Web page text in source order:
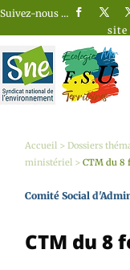
Suivez-nous …
site
Accueil >Dossiers
ministériel >CTM du 8
Comité Social
CTM du 8